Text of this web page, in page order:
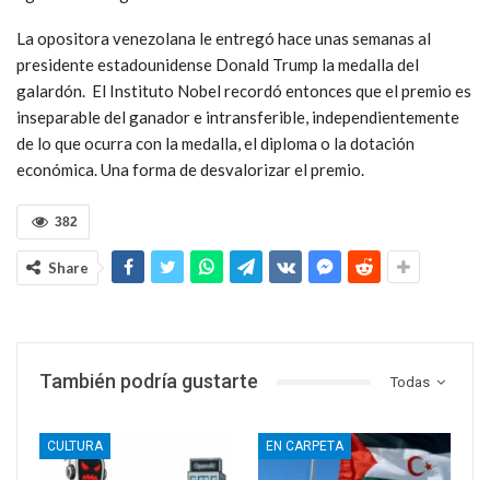
La opositora venezolana le entregó hace unas semanas al
presidente estadounidense Donald Trump la medalla del
galardón. El Instituto Nobel recordó entonces que el premio es
inseparable del ganador e intransferible, independientemente
de lo que ocurra con la medalla, el diploma o la dotación
económica. Una forma de desvalorizar el premio.
382
Share
Todas
También podría gustarte
CULTURA EN CARPETA